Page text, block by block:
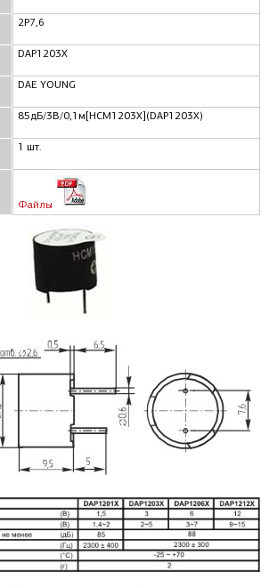
2P7,6
DAP1203X
DAE YOUNG
85дБ/3В/0,1м[HCM1203X](DAP1203X)
1 шт.
Файлы